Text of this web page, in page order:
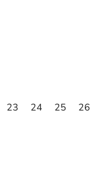
23 24 25 26